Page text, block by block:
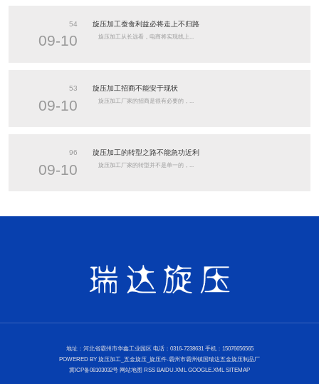
54
09-10
旋压加工蚕食利益必将走上不归路
旋压加工从长远看，电商将实现线上...
53
09-10
旋压加工招商不能安于现状
旋压加工厂家的招商是很有必要的，...
96
09-10
旋压加工的转型之路不能急功近利
旋压加工厂家的转型并不是单一的，...
地址：河北省霸州市华鑫工业园区 电话：0316-7238631 手机：15076656565
POWERED BY 旋压加工_五金旋压_旋压件-霸州市霸州镇国瑞达五金旋压制品厂
冀ICP备08103032号 网站地图 RSS BAIDU.XML GOOGLE.XML SITEMAP